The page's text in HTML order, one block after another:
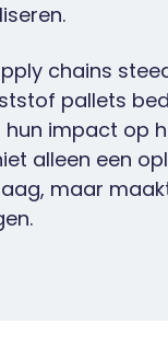
chains
pallets
hun impact op
alleen een
maar